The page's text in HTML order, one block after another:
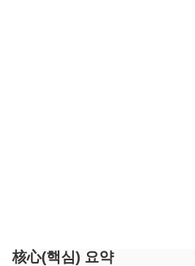
核心(핵심) 요약